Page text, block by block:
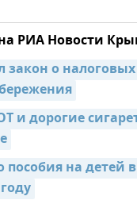
РИА Новости
закон о
и дорогие
пособия на детей